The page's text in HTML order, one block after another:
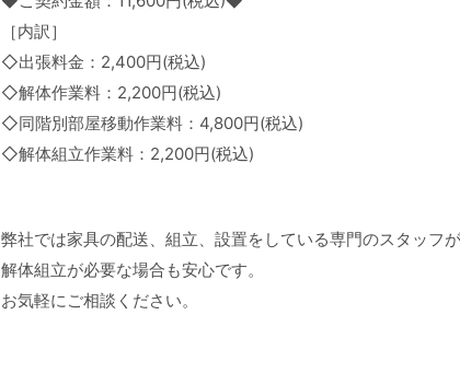
［内訳］
◇出張料金：2,400円(税込)
◇解体作業料：2,200円(税込)
◇同階別部屋移動作業料：4,800円(税込)
◇解体組立作業料：2,200円(税込)
弊社では家具の配送、組立、設置をしている専門のスタッフ
解体組立が必要な場合も安心です。
お気軽にご相談ください。